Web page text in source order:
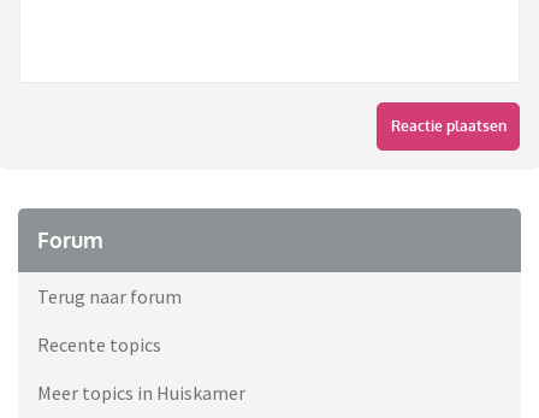
Reactie plaatsen
Forum
Terug naar forum
Recente topics
Meer topics in Huiskamer